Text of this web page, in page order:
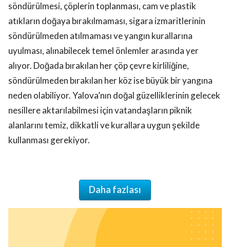
söndürülmesi, çöplerin toplanması, cam ve plastik
atıkların doğaya bırakılmaması, sigara izmaritlerinin
söndürülmeden atılmaması ve yangın kurallarına
uyulması, alınabilecek temel önlemler arasında yer
alıyor. Doğada bırakılan her çöp çevre kirliliğine,
söndürülmeden bırakılan her köz ise büyük bir yangına
neden olabiliyor. Yalova’nın doğal güzelliklerinin gelecek
nesillere aktarılabilmesi için vatandaşların piknik
alanlarını temiz, dikkatli ve kurallara uygun şekilde
kullanması gerekiyor.
Daha fazlası